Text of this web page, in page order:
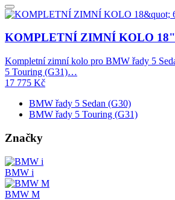
KOMPLETNÍ ZIMNÍ KOLO 18"
Kompletní zimní kolo pro BMW řady 5
5 Touring (G31)…
17 775 Kč
BMW řady 5 Sedan (G30)
BMW řady 5 Touring (G31)
Značky
BMW i
BMW M